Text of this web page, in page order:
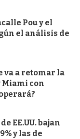
Pou y el
el análisis de
a retomar la
con
EE.UU. bajan
y las de